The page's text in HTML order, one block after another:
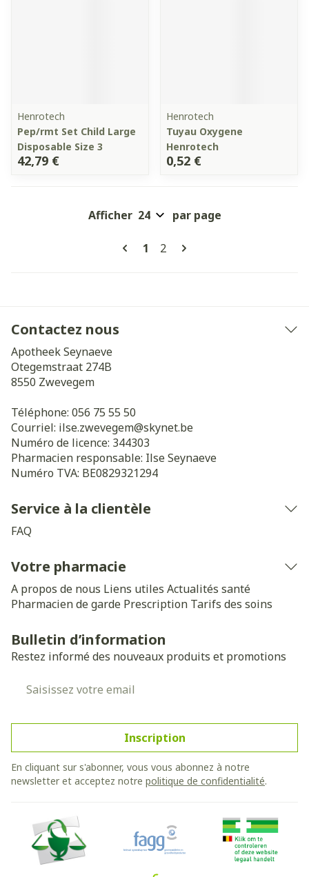
Henrotech
Pep/rmt Set Child Large
Disposable Size 3
42,79 €
Henrotech
Tuyau Oxygene
Henrotech
0,52 €
Pages
Vous lisez actuellement la
1 Page
2
Afficher par page
Contactez nous
Apotheek Seynaeve
Otegemstraat 274B
8550 Zwevegem
Téléphone: 056 75 55 50
Courriel: ilse.zwevegem@skynet.be
Numéro de licence: 344303
Pharmacien responsable: Ilse Seynaeve
Numéro TVA: BE0829321294
Service à la clientèle
FAQ
Votre pharmacie
A propos de nous Liens utiles Actualités santé
Pharmacien de garde Prescription Tarifs des soins
Bulletin d’information
Restez informé des nouveaux produits et promotions
Inscription
En cliquant sur s'abonner, vous vous abonnez à notre
newsletter et acceptez notre politique de confidentialité.